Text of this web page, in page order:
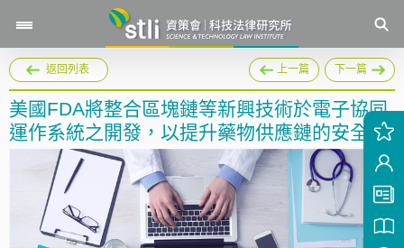
返回列表 上一篇 下一篇
美國FDA將整合區塊鏈等新興技術於電子協同
運作系統之開發，以提升藥物供應鏈的安全性